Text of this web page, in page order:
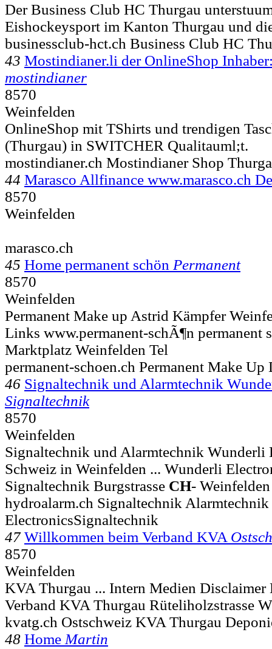
Der Business Club HC Thurgau
Eishockeysport im Kanton Thurgau und
businessclub-hct.ch Business Club HC
43 Mostindianer.li der OnlineShop
mostindianer
8570
Weinfelden
OnlineShop mit TShirts und trendigen
(Thurgau) in SWITCHER Qualitauml;t.
mostindianer.ch Mostindianer Shop
44 Marasco Allfinance www.marasco.ch
8570
Weinfelden
marasco.ch
45 Home permanent schön Permanent
8570
Weinfelden
Permanent Make up Astrid Kämpfer
Links www.permanent-schÃ¶n permanent
Marktplatz Weinfelden Tel
permanent-schoen.ch Permanent Make Up
46 Signaltechnik und Alarmtechnik
Signaltechnik
8570
Weinfelden
Signaltechnik und Alarmtechnik Wunderli
Schweiz in Weinfelden ... Wunderli
Signaltechnik Burgstrasse CH-
hydroalarm.ch Signaltechnik
ElectronicsSignaltechnik
47 Willkommen beim Verband KVA
8570
Weinfelden
KVA Thurgau ... Intern Medien Disclaimer
Verband KVA Thurgau Rüteliholzstrasse
kvatg.ch Ostschweiz KVA Thurgau
48 Home Martin